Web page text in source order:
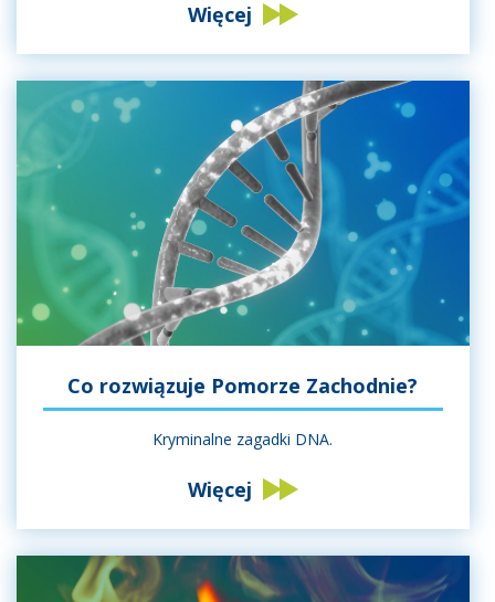
Więcej
Co rozwiązuje Pomorze Zachodnie?
Kryminalne zagadki DNA.
Więcej